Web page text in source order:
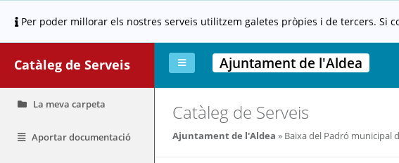
Per poder millorar els nostres serveis utilitzem galetes pròpies i de tercers. Si
Catàleg de Serveis
La meva carpeta
Aportar documentació
Ajuntament de l'Aldea
Catàleg de Serveis
Ajuntament de l'Aldea Baixa del Padró municipal